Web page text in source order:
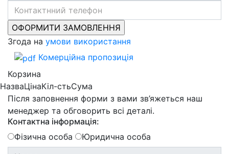
Згода на умови використання
Комерційна пропозиція
Корзина
НазваЦінаКіл-стьСума
Після заповнення форми з вами зв’яжеться наш
менеджер та обговорить всі деталі.
Контактна інформація:
Фізична особа
Юридична особа